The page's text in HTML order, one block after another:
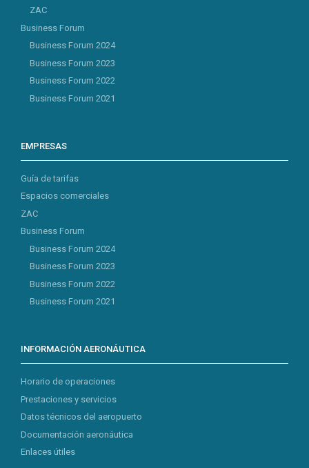
ZAC
Business Forum
Business Forum 2024
Business Forum 2023
Business Forum 2022
Business Forum 2021
EMPRESAS
Guía de tarifas
Espacios comerciales
ZAC
Business Forum
Business Forum 2024
Business Forum 2023
Business Forum 2022
Business Forum 2021
INFORMACIÓN AERONÁUTICA
Horario de operaciones
Prestaciones y servicios
Datos técnicos del aeropuerto
Documentación aeronáutica
Enlaces útiles